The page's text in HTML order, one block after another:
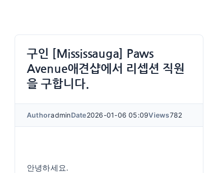
구인 [Mississauga] Paws
Avenue애견샵에서 리셉션 직원
을 구합니다.
AuthoradminDate2026-01-06 05:09Views782
안녕하세요.